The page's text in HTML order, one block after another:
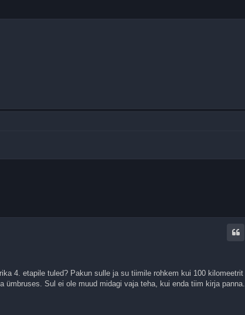
4. etapile tuled? Pakun sulle ja su tiimile rohkem kui 100 kilomeetrit
Sul ei ole muud midagi vaja teha, kui enda tiim kirja panna.